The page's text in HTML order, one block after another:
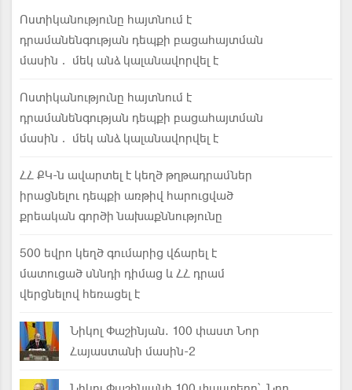
Ոստիկանությունը հայտնում է
դրամանենգության դեպքի բացահայտման
մասին․ մեկ անձ կալանավորվել է
Ոստիկանությունը հայտնում է
դրամանենգության դեպքի բացահայտման
մասին․ մեկ անձ կալանավորվել է
ՀՀ ՔԿ-ն ավարտել է կեղծ թղթադրամներ
իրացնելու դեպքի առթիվ հարուցված
քրեական գործի նախաքննությունը
500 եվրո կեղծ գումարից վճարել է
մատուցած սննդի դիմաց և ՀՀ դրամ
վերցնելով հեռացել է
Նիկոլ Փաշինյան. 100 փաստ Նոր
Հայաստանի մասին-2